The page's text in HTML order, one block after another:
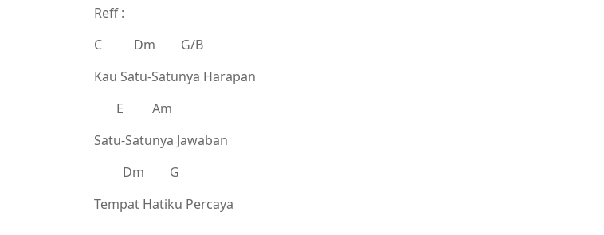
Reff :
C Dm G/B
Kau Satu-Satunya Harapan
E Am
Satu-Satunya Jawaban
Dm G
Tempat Hatiku Percaya